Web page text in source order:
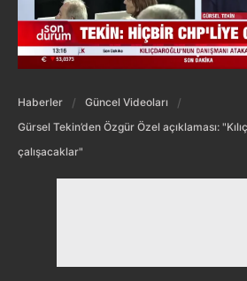
Haberler
Güncel Videoları
Gürsel Tekin’den Özgür Özel açıklaması:
çalışacaklar"